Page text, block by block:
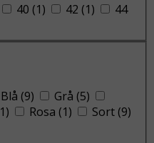
40 (1) 42 (1)
44
Blå (9) Grå (5)
1) Rosa (1) Sort (9)